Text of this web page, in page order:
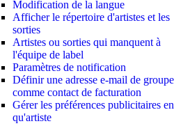
Modification de la langue
Afficher le répertoire d'artistes et les
sorties
Artistes ou sorties qui manquent à
l'équipe de label
Paramètres de notification
Définir une adresse e-mail de groupe
comme contact de facturation
Gérer les préférences publicitaires
qu'artiste